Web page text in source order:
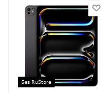
Без RuStore